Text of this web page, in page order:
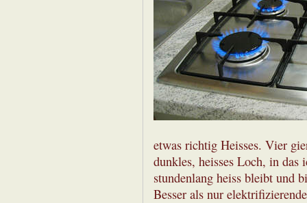
etwas richtig Heisses. Vier
dunkles, heisses Loch, in das
stundenlang heiss bleibt und
Besser als nur